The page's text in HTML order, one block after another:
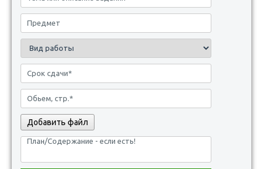
Добавить файл